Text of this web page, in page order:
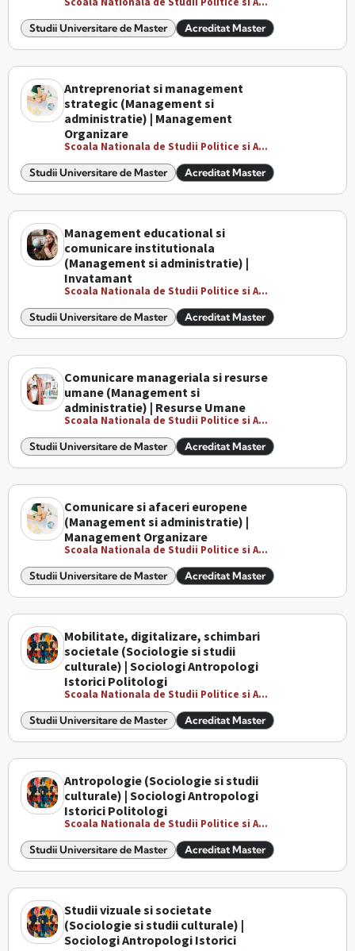
Studii Universitare de Master Acreditat Master
Antreprenoriat si management
strategic (Management si
administratie) | Management
Organizare
Scoala Nationala de Studii Politice si A...
Studii Universitare de Master Acreditat Master
Management educational si
comunicare institutionala
(Management si administratie) |
Invatamant
Scoala Nationala de Studii Politice si A...
Studii Universitare de Master Acreditat Master
Comunicare manageriala si resurse
umane (Management si
administratie) | Resurse Umane
Scoala Nationala de Studii Politice si A...
Studii Universitare de Master Acreditat Master
Comunicare si afaceri europene
(Management si administratie) |
Management Organizare
Scoala Nationala de Studii Politice si A...
Studii Universitare de Master Acreditat Master
Mobilitate, digitalizare, schimbari
societale (Sociologie si studii
culturale) | Sociologi Antropologi
Istorici Politologi
Scoala Nationala de Studii Politice si A...
Studii Universitare de Master Acreditat Master
Antropologie (Sociologie si studii
culturale) | Sociologi Antropologi
Istorici Politologi
Scoala Nationala de Studii Politice si A...
Studii Universitare de Master Acreditat Master
Studii vizuale si societate
(Sociologie si studii culturale) |
Sociologi Antropologi Istorici